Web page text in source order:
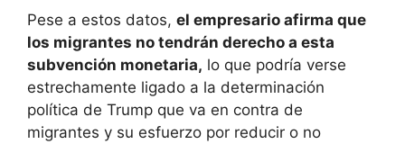
Pese a estos datos, el empresario afirma que
los migrantes no tendrán derecho a esta
subvención monetaria, lo que podría verse
estrechamente ligado a la determinación
política de Trump que va en contra de
migrantes y su esfuerzo por reducir o no